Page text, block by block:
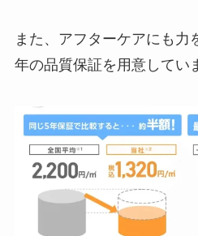
また、アフターケアにも力
年の品質保証を用意してい